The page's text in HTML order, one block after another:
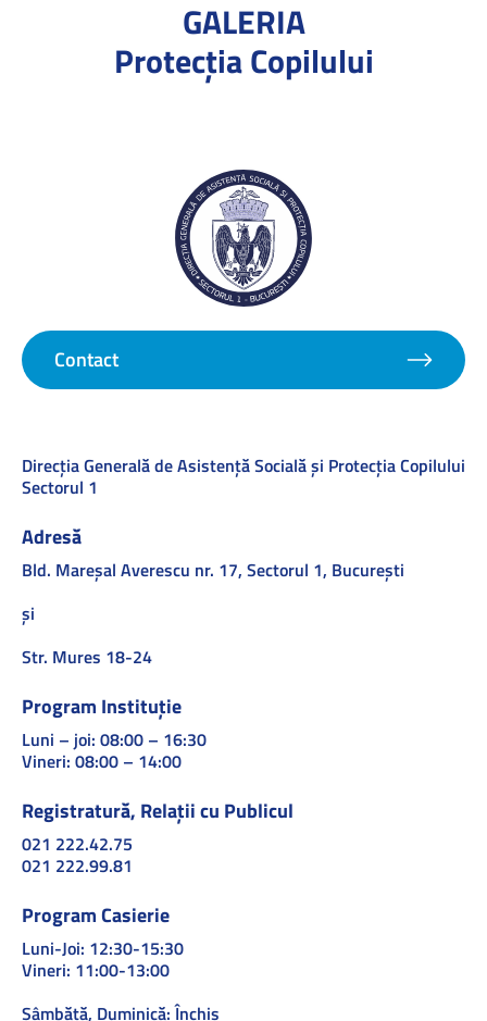
GALERIA
Protecţia Copilului
Contact
Direcţia Generală de Asistenţă Socială şi Protecţia Copilului
Sectorul 1
Adresă
Bld. Mareşal Averescu nr. 17, Sectorul 1, Bucureşti
și
Str. Mures 18-24
Program Instituție
Luni – joi: 08:00 – 16:30
Vineri: 08:00 – 14:00
Registratură, Relații cu Publicul
021 222.42.75
021 222.99.81
Program Casierie
Luni-Joi: 12:30-15:30
Vineri: 11:00-13:00
Sâmbătă, Duminică: Închis